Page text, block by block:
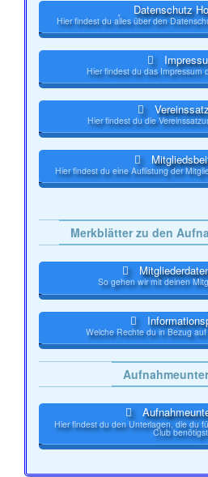
Datenschutz
Hier findest du alles über den
Hier findest du das Impressum
Hier findest du die
Hier findest du eine Auflistung der
Merkblätter zu den
So gehen wir mit deinen
Welche Rechte du in Bezug
Hier findest du den Unterlagen, die du
Club